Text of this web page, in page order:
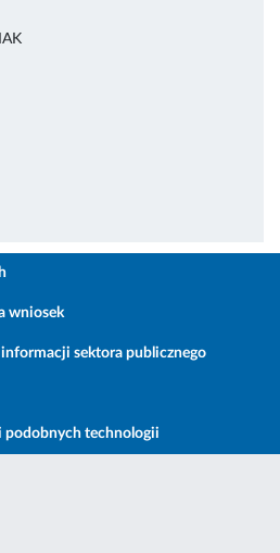
wniosek
sektora publicznego
podobnych technologii